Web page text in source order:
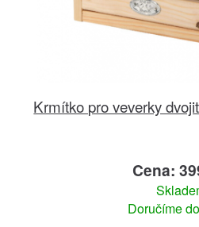
Krmítko pro veverky
Cena:
Doručíme